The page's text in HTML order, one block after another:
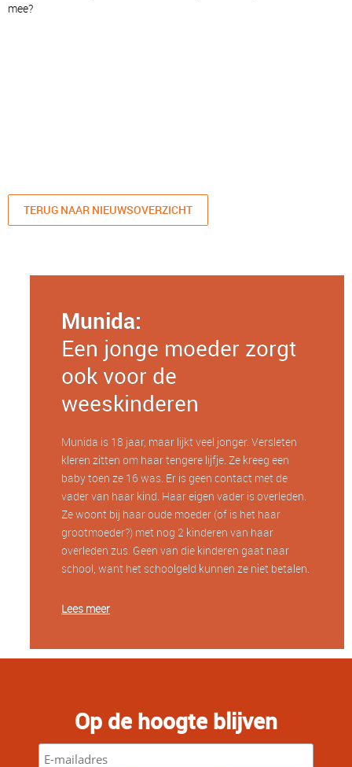
mee?
TERUG NAAR NIEUWSOVERZICHT
Munida:
Een jonge moeder zorgt
ook voor de
weeskinderen
Munida is 18 jaar, maar lijkt veel jonger. Versleten
kleren zitten om haar tengere lijfje. Ze kreeg een
baby toen ze 16 was. Er is geen contact met de
vader van haar kind. Haar eigen vader is overleden.
Ze woont bij haar oude moeder (of is het haar
grootmoeder?) met nog 2 kinderen van haar
overleden zus. Geen van die kinderen gaat naar
school, want het schoolgeld kunnen ze niet betalen.
Lees meer
Op de hoogte blijven